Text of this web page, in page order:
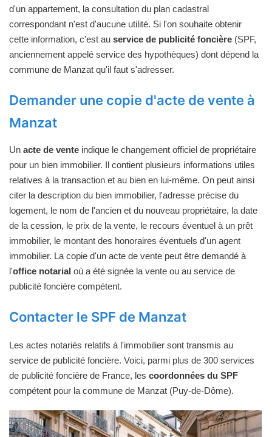
d'un appartement, la consultation du plan cadastral
correspondant n'est d'aucune utilité. Si l'on souhaite obtenir
cette information, c'est au service de publicité foncière (SPF,
anciennement appelé service des hypothèques) dont dépend la
commune de Manzat qu'il faut s'adresser.
Demander une copie d'acte de vente à
Manzat
Un acte de vente indique le changement officiel de propriétaire
pour un bien immobilier. Il contient plusieurs informations utiles
relatives à la transaction et au bien en lui-même. On peut ainsi
citer la description du bien immobilier, l'adresse précise du
logement, le nom de l'ancien et du nouveau propriétaire, la date
de la cession, le prix de la vente, le recours éventuel à un prêt
immobilier, le montant des honoraires éventuels d'un agent
immobilier. La copie d'un acte de vente peut être demandé à
l'office notarial où a été signée la vente ou au service de
publicité foncière compétent.
Contacter le SPF de Manzat
Les actes notariés relatifs à l'immobilier sont transmis au
service de publicité foncière. Voici, parmi plus de 300 services
de publicité foncière de France, les coordonnées du SPF
compétent pour la commune de Manzat (Puy-de-Dôme).